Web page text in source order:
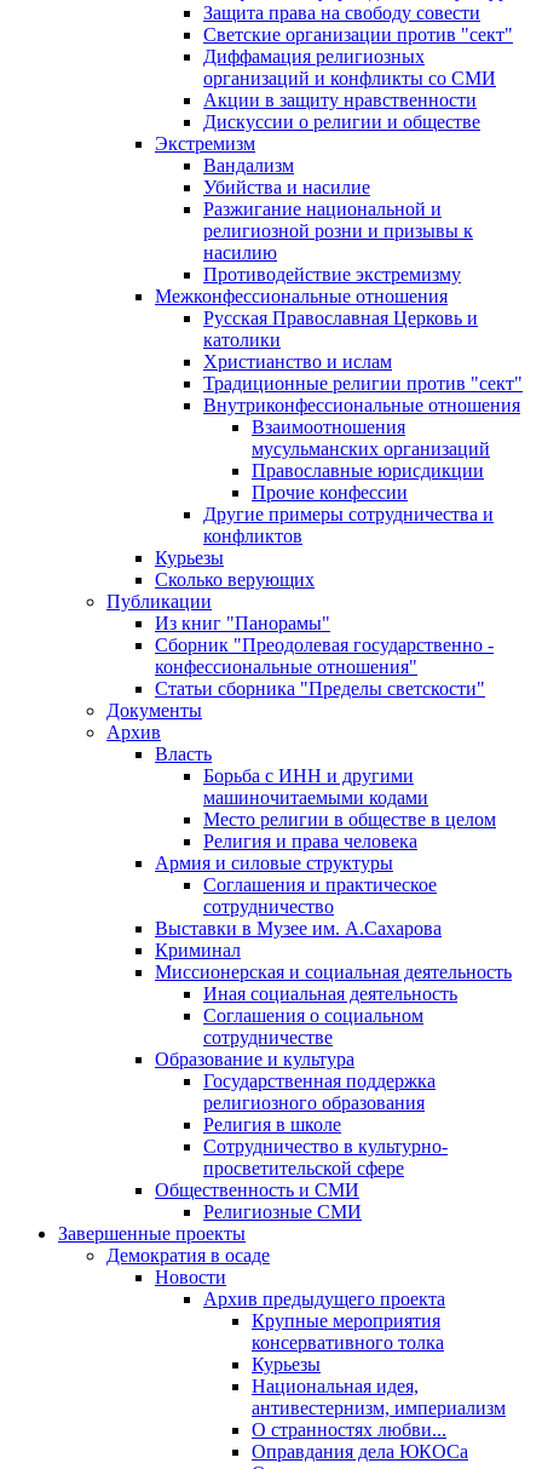
Защита права на свободу совести
Светские организации против "сект"
Диффамация религиозных
организаций и конфликты со СМИ
Акции в защиту нравственности
Дискуссии о религии и обществе
Экстремизм
Вандализм
Убийства и насилие
Разжигание национальной и
религиозной розни и призывы к
насилию
Противодействие экстремизму
Межконфессиональные отношения
Русская Православная Церковь и
католики
Христианство и ислам
Традиционные религии против "сект"
Внутриконфессиональные отношения
Взаимоотношения
мусульманских организаций
Православные юрисдикции
Прочие конфессии
Другие примеры сотрудничества и
конфликтов
Курьезы
Сколько верующих
Публикации
Из книг "Панорамы"
Сборник "Преодолевая государственно -
конфессиональные отношения"
Статьи сборника "Пределы светскости"
Документы
Архив
Власть
Борьба с ИНН и другими
машиночитаемыми кодами
Место религии в обществе в целом
Религия и права человека
Армия и силовые структуры
Соглашения и практическое
сотрудничество
Выставки в Музее им. А.Сахарова
Криминал
Миссионерская и социальная деятельность
Иная социальная деятельность
Соглашения о социальном
сотрудничестве
Образование и культура
Государственная поддержка
религиозного образования
Религия в школе
Сотрудничество в культурно-
просветительской сфере
Общественность и СМИ
Религиозные СМИ
Завершенные проекты
Демократия в осаде
Новости
Архив предыдущего проекта
Крупные мероприятия
консервативного толка
Курьезы
Национальная идея,
антивестернизм, империализм
О странностях любви...
Оправдания дела ЮКОСа